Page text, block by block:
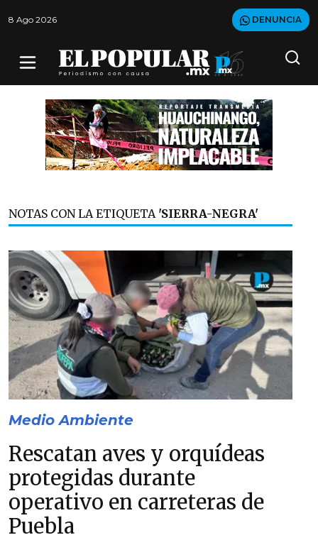
8 Ago 2026 DENUNCIA
NOTAS CON LA ETIQUETA 'SIERRA-NEGRA'
Medio Ambiente
Rescatan aves y orquídeas
protegidas durante
operativo en carreteras de
Puebla